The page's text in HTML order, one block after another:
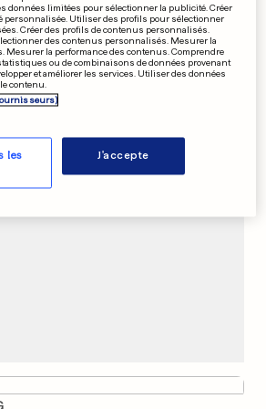
«La garde à vue, c'est rien
comparé aux souffrances
des taureaux»
4 53 1
données limitées pour sélectionner la publicité. Créer
personnalisée. Utiliser des profils pour sélectionner
Créer des profils de contenus personnalisés.
des contenus personnalisés. Mesurer la
Mesurer la performance des contenus. Comprendre
ou de combinaisons de données provenant
et améliorer les services. Utiliser des données
contenu.
les
J'accepte